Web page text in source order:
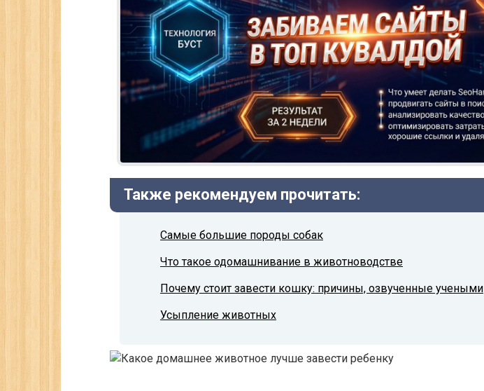
Также рекомендуем прочитать:
Самые большие породы собак
Что такое одомашнивание в животноводстве
Почему стоит завести кошку: причины, озвученные учеными
Усыпление животных